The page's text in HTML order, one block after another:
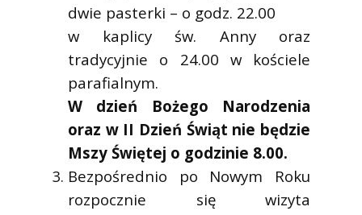
dwie pasterki – o godz. 22.00
w kaplicy św. Anny oraz
tradycyjnie o 24.00 w kościele
parafialnym.
W dzień Bożego Narodzenia
oraz w II Dzień Świąt nie będzie
Mszy Świętej o godzinie 8.00.
Bezpośrednio po Nowym Roku
rozpocznie się wizyta